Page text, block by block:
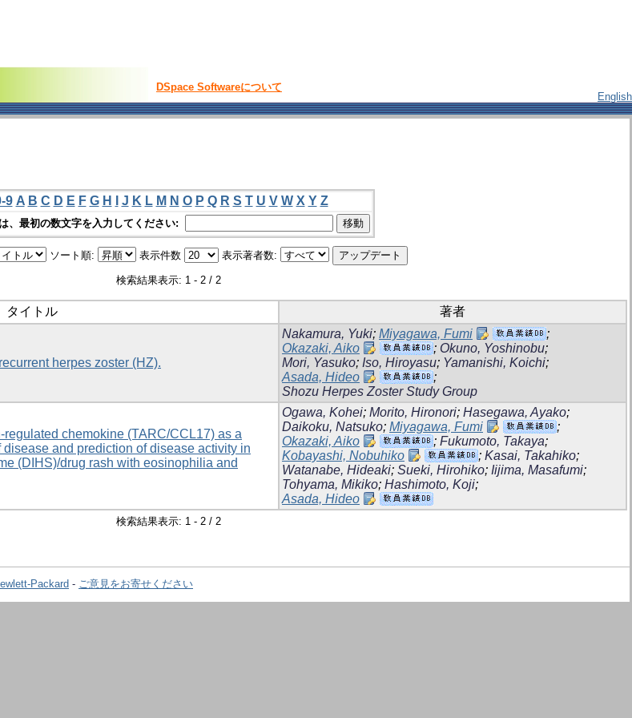
DSpace Softwareについて
English
9 A B C D E F G H J K L M N O P Q R S T U V W X Y Z
、最初の数文字を入力してください:
ソート順: 表示件数 表示著者数:
検索結果表示: 1 - 2 / 2
タイトル 著者
herpes zoster (HZ).
Nakamura, Yuki; Miyagawa, Fumi
;
Okazaki, Aiko
; Okuno, Yoshinobu;
Mori, Yasuko; Iso, Hiroyasu; Yamanishi, Koichi;
Asada, Hideo
;
Shozu Herpes Zoster Study Group
chemokine (TARC/CCL17) as a
and prediction of disease activity in
(DIHS)/drug rash with eosinophilia and
Ogawa, Kohei; Morito, Hironori; Hasegawa, Ayako;
Daikoku, Natsuko; Miyagawa, Fumi
;
Okazaki, Aiko
; Fukumoto, Takaya;
Kobayashi, Nobuhiko
; Kasai, Takahiko;
Watanabe, Hideaki; Sueki, Hirohiko; Iijima, Masafumi;
Tohyama, Mikiko; Hashimoto, Koji;
Asada, Hideo
検索結果表示: 1 - 2 / 2
Packard - ご意見をお寄せください